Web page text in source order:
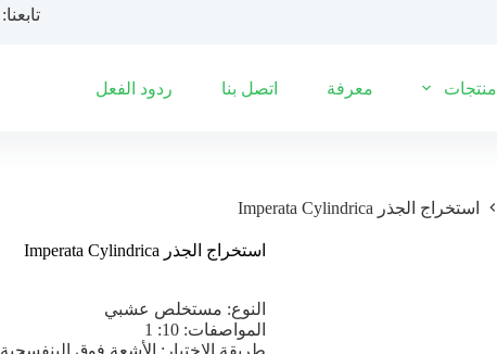
تابعنا:
منتجات معرفة اتصل بنا ردود الفعل
استخراج الجذر Imperata Cylindrica
استخراج الجذر Imperata Cylindrica
النوع: مستخلص عشبي
المواصفات: 10: 1
طريقة الاختبار: الأشعة فوق البنفسجية